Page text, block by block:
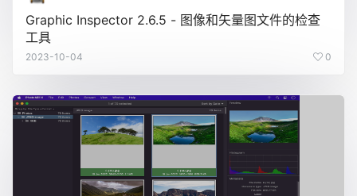
Graphic Inspector 2.6.5 - 图像和矢量图文件的检查
工具
2023-10-04 0